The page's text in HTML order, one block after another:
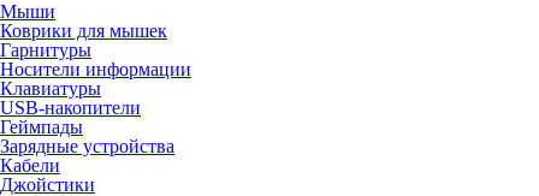
Мыши
Коврики для мышек
Гарнитуры
Носители информации
Клавиатуры
USB-накопители
Геймпады
Зарядные устройства
Кабели
Джойстики